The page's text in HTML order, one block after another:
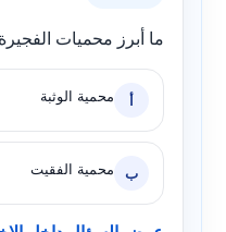
ما أبرز محميات
أ محمية الوثبة
ب محمية الفقيت